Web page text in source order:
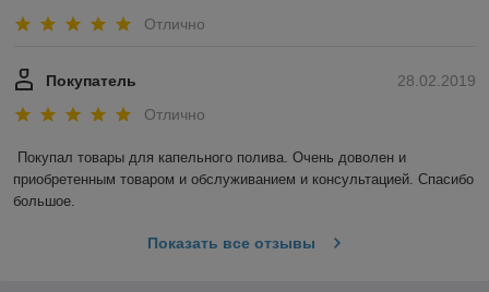
Отлично
28.02.2019
Покупатель
Отлично
Покупал товары для капельного полива. Очень доволен и
приобретенным товаром и обслуживанием и консультацией. Спасибо
большое.
Показать все отзывы